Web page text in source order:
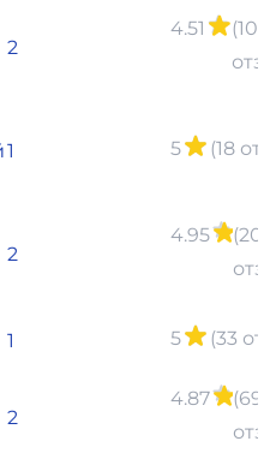
2
4.51
(101
1 5 (18
2
4.95
(20
1 5 (33
2
4.87
(69